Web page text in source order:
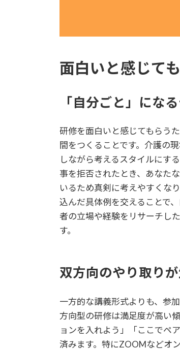
面白いと感じて
「自分ごと」にな
研修を面白いと感じてもらう
間をつくることです。介護の
しながら考えるスタイルにす
事を拒否されたとき、あなた
いるため真剣に考えやすくな
込んだ具体例を交えることで
者の立場や経験をリサーチし
す。
双方向のやり取り
一方的な講義形式よりも、参
方向型の研修は満足度が高い
ョンを入れよう」「ここでペ
済みます。特にZOOMなどオ